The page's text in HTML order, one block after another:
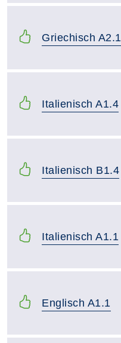
Griechisch A2.1
Italienisch A1.4
Italienisch B1.4
Italienisch A1.1
Englisch A1.1